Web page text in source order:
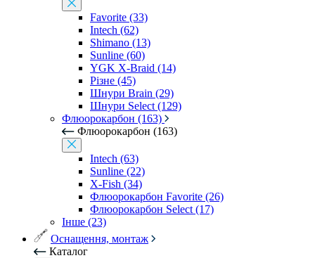
Favorite (33)
Intech (62)
Shimano (13)
Sunline (60)
YGK X-Braid (14)
Різне (45)
Шнури Brain (29)
Шнури Select (129)
Флюорокарбон (163)
Флюорокарбон (163)
Intech (63)
Sunline (22)
X-Fish (34)
Флюорокарбон Favorite (26)
Флюорокарбон Select (17)
Інше (23)
Оснащення, монтаж
Каталог